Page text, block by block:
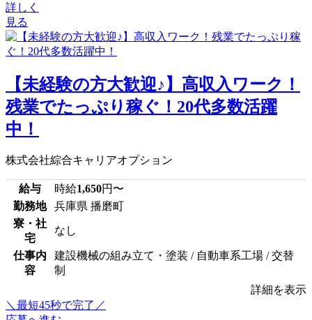
詳しく
見る
【未経験の方大歓迎♪】高収入ワーク！
残業でたっぷり稼ぐ！20代多数活躍
中！
株式会社綜合キャリアオプション
給与 時給1,650円〜
勤務地
兵庫県 播磨町
寮・社
宅
なし
仕事内
容
建設機械の組み立て・塗装 / 自動車系工場 / 交替
制
詳細を表示
＼最短45秒で完了／